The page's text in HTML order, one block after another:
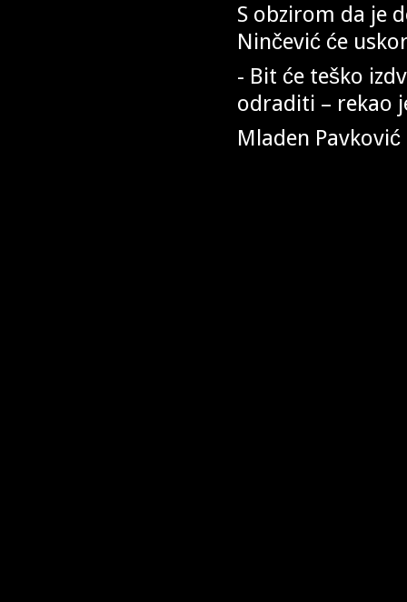
S obzirom da je
Ninčević će
- Bit će teško
odraditi – rekao
Mladen Pavković